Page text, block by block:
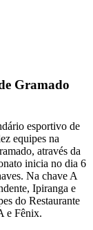
Gramado
esportivo de
equipes na
através da
inicia no dia 6
Na chave A
Ipiranga e
do Restaurante
e Fênix.